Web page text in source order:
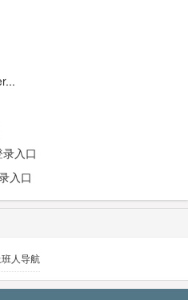
入口
入口
班人导航